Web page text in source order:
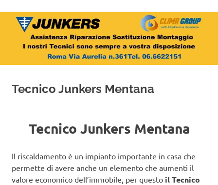
Salta
contenuto
Riparazione,
Sostituzione,
Installazione
di
Junkers
Tecnico Junkers Mentana
Tecnico Junkers Mentana
Il riscaldamento è un impianto importante in casa che
permette di avere anche un elemento che aumenti il
valore economico dell’immobile, per questo il Tecnico